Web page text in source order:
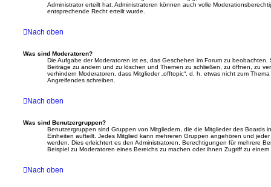
Administrator erteilt hat. Administratoren können auch volle
entsprechende Recht erteilt wurde.
Nach oben
Was sind Moderatoren?
Die Aufgabe der Moderatoren ist es, das Geschehen im Forum zu
Beiträge zu ändern und zu löschen und Themen zu schließen, zu öffnen, zu
verhindern Moderatoren, dass Mitglieder „offtopic“, d. h. etwas nicht zum
Angreifendes schreiben.
Nach oben
Was sind Benutzergruppen?
Benutzergruppen sind Gruppen von Mitgliedern, die die Mitglieder des Boards
Einheiten aufteilt. Jedes Mitglied kann mehreren Gruppen angehören und
werden. Dies erleichtert es den Administratoren, Berechtigungen für mehrere
Beispiel zu Moderatoren eines Bereichs zu machen oder ihnen Zugriff zu
Nach oben